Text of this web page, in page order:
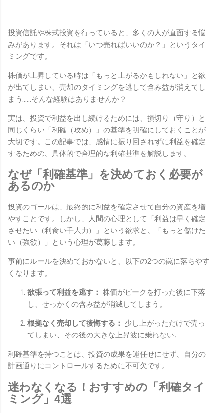
投資信託や株式投資を行っていると、多くの人が直面する悩
みがあります。それは「いつ売ればいいのか？」というタイ
ミングです。
株価が上昇している時は「もっと上がるかもしれない」と欲
が出てしまい、売却のタイミングを逃して含み益が消えてし
まう……そんな経験はありませんか？
実は、投資で利益を出し続けるためには、損切り（守り）と
同じくらい「利確（攻め）」の基準を明確にしておくことが
大切です。この記事では、感情に振り回されずに利益を確定
するための、具体的で合理的な利確基準を解説します。
なぜ「利確基準」を決めておく必要が
あるのか
投資のゴールは、最終的に利益を確定させて自分の資産を増
やすことです。しかし、人間の心理として「利益は早く確定
させたい（利食い千人力）」という欲求と、「もっと儲けた
い（強欲）」という心理が葛藤します。
事前にルールを決めておかないと、以下の2つの罠に落ちやす
くなります。
欲張って利益を逃す： 株価がピークを打った後に下落
し、せっかくの含み益が消滅してしまう。
根拠なく売却して後悔する：
少し上がっただけで売っ
てしまい、その後の大きな上昇波に乗れない。
利確基準を持つことは、投資の成果を運任せにせず、自分の
計画通りにコントロールするために不可欠です。
迷わなくなる！おすすめの「利確タイ
ミング」4選